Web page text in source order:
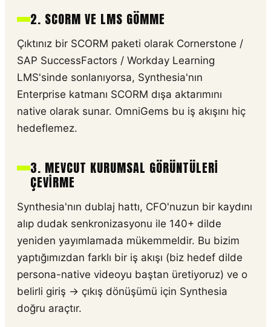
2. SCORM VE LMS GÖMME
Çıktınız bir SCORM paketi olarak Cornerstone /
SAP SuccessFactors / Workday Learning
LMS'sinde sonlanıyorsa, Synthesia'nın
Enterprise katmanı SCORM dışa aktarımını
native olarak sunar. OmniGems bu iş akışını hiç
hedeflemez.
3. MEVCUT KURUMSAL GÖRÜNTÜLERI
ÇEVIRME
Synthesia'nın dublaj hattı, CFO'nuzun bir kaydını
alıp dudak senkronizasyonu ile 140+ dilde
yeniden yayımlamada mükemmeldir. Bu bizim
yaptığımızdan farklı bir iş akışı (biz hedef dilde
persona-native videoyu baştan üretiyoruz) ve o
belirli giriş → çıkış dönüşümü için Synthesia
doğru araçtır.